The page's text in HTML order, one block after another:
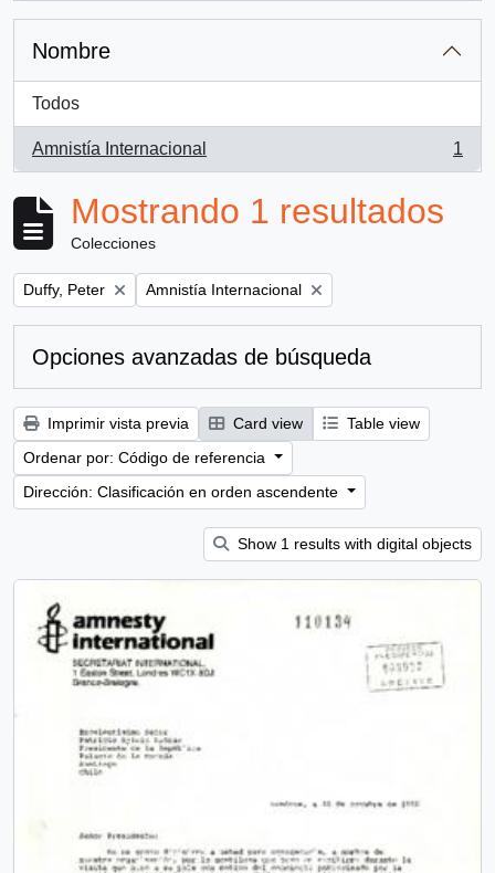
Nombre
Todos
Amnistía Internacional
, 1 resultados
1
Mostrando 1 resultados
Colecciones
Remove filter:
Duffy, Peter Remove filter:
Amnistía Internacional
Opciones avanzadas de búsqueda
Imprimir vista previa Card view
Table view
Ordenar por: Código de referencia
Dirección: Clasificación en orden ascendente
Show 1 results with digital objects